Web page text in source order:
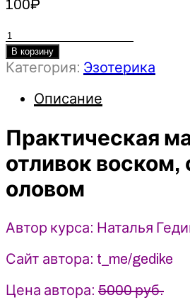
100₽
Количество
товара
Практическая
отливок
свинцом,
оловом
-
2023
Международная
Академия
Эзотерики
-
Наталья
Гедике
В корзину
Категория: Эзотерика
Описание
Практическая
отливок воском,
оловом
Автор курса: Наталья
Сайт автора: t_me/gedike
Цена автора: 5000 руб.